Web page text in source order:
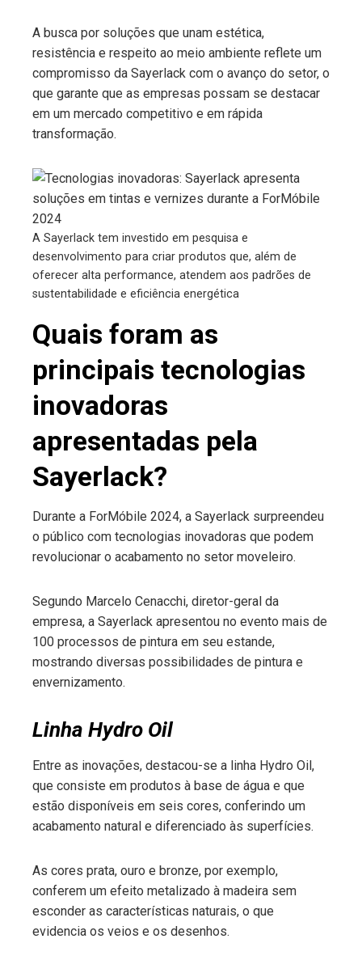
A busca por soluções que unam estética,
resistência e respeito ao meio ambiente reflete um
compromisso da Sayerlack com o avanço do setor, o
que garante que as empresas possam se destacar
em um mercado competitivo e em rápida
transformação.
A Sayerlack tem investido em pesquisa e
desenvolvimento para criar produtos que, além de
oferecer alta performance, atendem aos padrões de
sustentabilidade e eficiência energética
Quais foram as
principais tecnologias
inovadoras
apresentadas pela
Sayerlack?
Durante a ForMóbile 2024, a Sayerlack surpreendeu
o público com tecnologias inovadoras que podem
revolucionar o acabamento no setor moveleiro.
Segundo Marcelo Cenacchi, diretor-geral da
empresa, a Sayerlack apresentou no evento mais de
100 processos de pintura em seu estande,
mostrando diversas possibilidades de pintura e
envernizamento.
Linha Hydro Oil
Entre as inovações, destacou-se a linha Hydro Oil,
que consiste em produtos à base de água e que
estão disponíveis em seis cores, conferindo um
acabamento natural e diferenciado às superfícies.
As cores prata, ouro e bronze, por exemplo,
conferem um efeito metalizado à madeira sem
esconder as características naturais, o que
evidencia os veios e os desenhos.